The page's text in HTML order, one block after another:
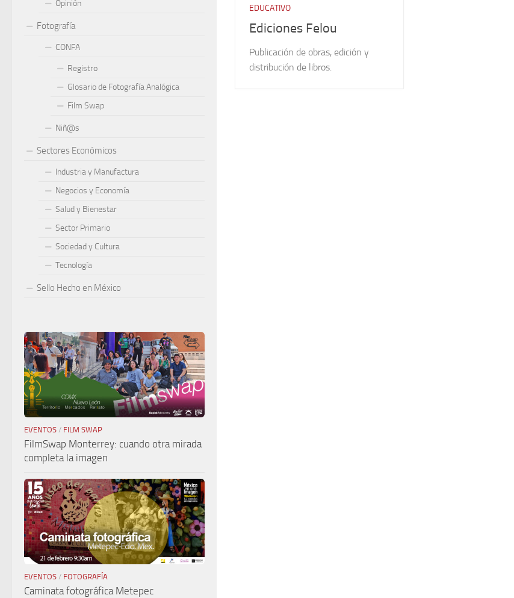
EDUCATIVO
Ediciones Felou
Publicación de obras, edición y
distribución de libros.
Opinión
Fotografía
CONFA
Registro
Glosario de Fotografía Analógica
Film Swap
Niñ@s
Sectores Económicos
Industria y Manufactura
Negocios y Economía
Salud y Bienestar
Sector Primario
Sociedad y Cultura
Tecnología
Sello Hecho en México
EVENTOS / FILM SWAP
FilmSwap Monterrey: cuando otra mirada
completa la imagen
EVENTOS / FOTOGRAFÍA
Caminata fotográfica Metepec